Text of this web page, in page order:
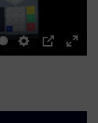
Settings
PIP
Enter